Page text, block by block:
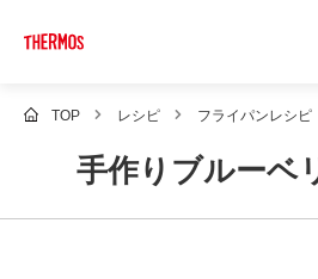
TOP レシピ フライパンレシピ
手作りブルーベ